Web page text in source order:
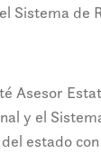
Sistema de
Asesor
y el
estado